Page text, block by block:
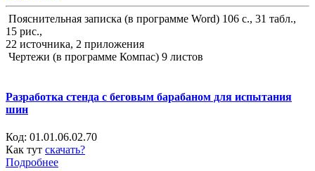
Пояснительная записка (в программе Word) 106 с., 31 табл.,
15 рис.,
22 источника, 2 приложения
Чертежи (в программе Компас) 9 листов
Разработка стенда с беговым барабаном для испытания
шин
Код: 01.01.06.02.70
Как тут скачать?
Подробнее